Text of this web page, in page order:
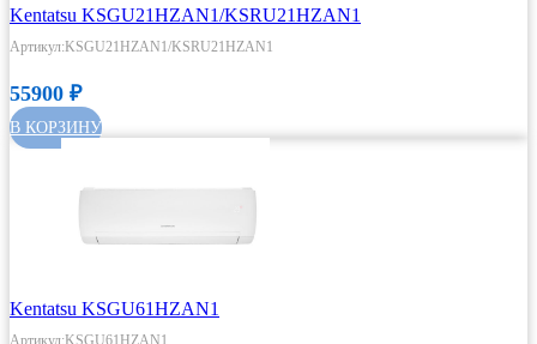
Kentatsu KSGU21HZAN1/KSRU21HZAN1
Артикул:KSGU21HZAN1/KSRU21HZAN1
55900 ₽
В КОРЗИНУ
Kentatsu KSGU61HZAN1
Артикул:KSGU61HZAN1